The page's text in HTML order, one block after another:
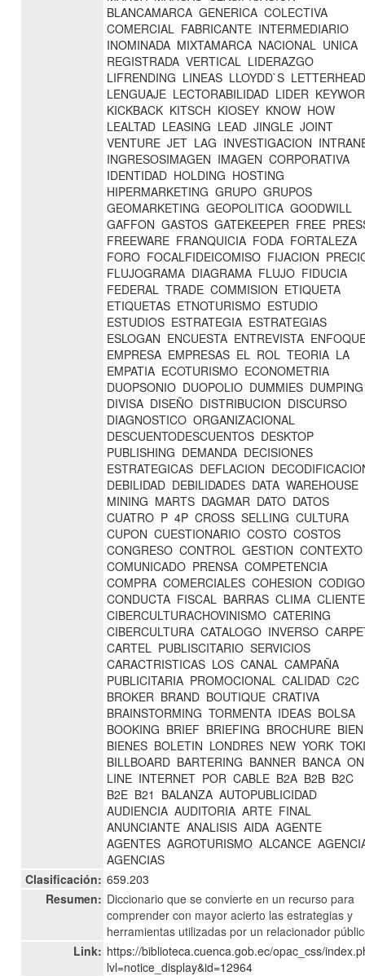
BLANCAMARCA GENERICA COLECTIVA
COMERCIAL FABRICANTE INTERMEDIARIO
INOMINADA MIXTAMARCA NACIONAL UNICA
REGISTRADA VERTICAL LIDERAZGO
LIFRENDING LINEAS LLOYDD`S
LENGUAJE LECTORABILIDAD LIDER
KICKBACK KITSCH KIOSEY KNOW HOW
LEALTAD LEASING LEAD JINGLE JOINT
VENTURE JET LAG INVESTIGACION
INGRESOSIMAGEN IMAGEN CORPORATIVA
IDENTIDAD HOLDING HOSTING
HIPERMARKETING GRUPO GRUPOS
GEOMARKETING GEOPOLITICA GOODWILL
GAFFON GASTOS GATEKEEPER FREE
FREEWARE FRANQUICIA FODA FORTALEZA
FORO FOCALFIDEICOMISO FIJACION
FLUJOGRAMA DIAGRAMA FLUJO FIDUCIA
FEDERAL TRADE COMMISION ETIQUETA
ETIQUETAS ETNOTURISMO ESTUDIO
ESTUDIOS ESTRATEGIA ESTRATEGIAS
ESLOGAN ENCUESTA ENTREVISTA
EMPRESA EMPRESAS EL ROL TEORIA LA
EMPATIA ECOTURISMO ECONOMETRIA
DUOPSONIO DUOPOLIO DUMMIES DUMPING
DIVISA DISEÑO DISTRIBUCION DISCURSO
DIAGNOSTICO ORGANIZACIONAL
DESCUENTODESCUENTOS DESKTOP
PUBLISHING DEMANDA DECISIONES
ESTRATEGICAS DEFLACION
DEBILIDAD DEBILIDADES DATA WAREHOUSE
MINING MARTS DAGMAR DATO DATOS
CUATRO P 4P CROSS SELLING CULTURA
CUPON CUESTIONARIO COSTO COSTOS
CONGRESO CONTROL GESTION CONTEXTO
COMUNICADO PRENSA COMPETENCIA
COMPRA COMERCIALES COHESION CODIGO
CONDUCTA FISCAL BARRAS CLIMA CLIENTE
CIBERCULTURACHOVINISMO CATERING
CIBERCULTURA CATALOGO INVERSO
CARTEL PUBLISCITARIO SERVICIOS
CARACTRISTICAS LOS CANAL CAMPAÑA
PUBLICITARIA PROMOCIONAL CALIDAD C2C
BROKER BRAND BOUTIQUE CRATIVA
BRAINSTORMING TORMENTA IDEAS BOLSA
BOOKING BRIEF BRIEFING BROCHURE BIEN
BIENES BOLETIN LONDRES NEW YORK
BILLBOARD BARTERING BANNER BANCA ON
LINE INTERNET POR CABLE B2A B2B B2C
B2E B21 BALANZA AUTOPUBLICIDAD
AUDIENCIA AUDITORIA ARTE FINAL
ANUNCIANTE ANALISIS AIDA AGENTE
AGENTES AGROTURISMO ALCANCE
AGENCIAS
Clasificación: 659.203
Resumen: Diccionario que se convierte en un recurso para
comprender con mayor acierto las estrategias y
herramientas utilizadas por un relacionador
Link: https://biblioteca.cuenca.gob.ec/opac_css/
lvl=notice_display&id=12964